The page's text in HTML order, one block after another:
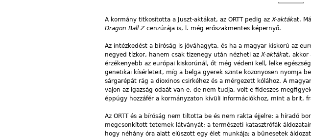
A kormány titkosította a Juszt-aktákat, az ORTT pedig az X-aktákat.
Dragon Ball Zcenzúrája is, l. még erőszakmentes képernyő.
Az intézkedést a bíróság is jóváhagyta, és ha a magyar kiskorú az
negyed tízkor, hanem csak tizenegy után nézheti az X-aktákat, akkor
érzékenyebb az európai kiskorúnál, őt még védeni kell, lelke
genetikai kísérleteit, míg a belga gyerek szinte közönyösen nyomja
sárgarépát rág a dioxinos csirkéhez és a mérgezett kólához. A
vajon az igazság odaát van-e, de nem tudja, volt-e fideszes
éppúgy hozzáfér a kormányzaton kívüli információkhoz, mint a brit,
Az ORTT és a bíróság nem tiltotta be és nem rakta éjjelre: a híradó
megcsonkított tetemek látványát; a természeti katasztrófák
hogy néhány óra alatt elúszott egy élet munkája; a bűnesetek